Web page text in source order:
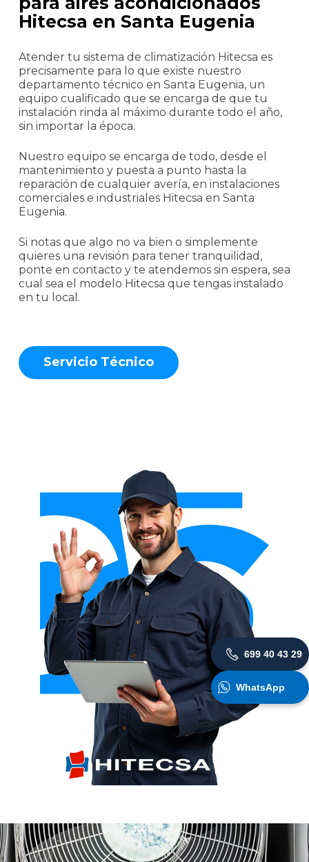
Hitecsa en Santa Eugenia
Atender tu sistema de climatización Hitecsa es
precisamente para lo que existe nuestro
departamento técnico en Santa Eugenia, un
equipo cualificado que se encarga de que tu
instalación rinda al máximo durante todo el año,
sin importar la época.
Nuestro equipo se encarga de todo, desde el
mantenimiento y puesta a punto hasta la
reparación de cualquier avería, en instalaciones
comerciales e industriales Hitecsa en Santa
Eugenia.
Si notas que algo no va bien o simplemente
quieres una revisión para tener tranquilidad,
ponte en contacto y te atendemos sin espera, sea
cual sea el modelo Hitecsa que tengas instalado
en tu local.
Servicio Técnico
699 40 43 29
WhatsApp